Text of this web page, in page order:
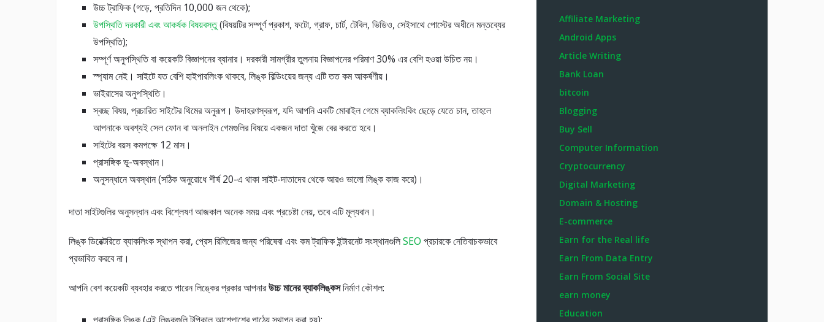
উচ্চ ট্রাফিক (গড়ে, প্রতিদিন 10,000 জন থেকে);
উপস্থিতি দরকারী এবং আকর্ষক বিষয়বস্তু(বিষয়টির সম্পূর্ণ প্রকাশ, ফটো, গ্রাফ, চার্ট, টেবিল, ভিডিও, সেইসাথে পোস্টের অধীনে মন্তব্যের
উপস্থিতি);
সম্পূর্ণ অনুপস্থিতি বা কয়েকটি বিজ্ঞাপনের ব্যানার। দরকারী সামগ্রীর তুলনায় বিজ্ঞাপনের পরিমাণ 30% এর বেশি হওয়া উচিত নয়।
স্প্যাম নেই। সাইটে যত বেশি হাইপারলিংক থাকবে, লিঙ্ক বিল্ডিংয়ের জন্য এটি তত কম আকর্ষণীয়।
ভাইরাসের অনুপস্থিতি।
স্বচ্ছ বিষয়, প্রচারিত সাইটের থিমের অনুরূপ। উদাহরণস্বরূপ, যদি আপনি একটি মোবাইল গেমে ব্যাকলিংকিং ছেড়ে যেতে চান, তাহলে
আপনাকে অবশ্যই সেল ফোন বা অনলাইন গেমগুলির বিষয়ে একজন দাতা খুঁজে বের করতে হবে।
সাইটের বয়স কমপক্ষে 12 মাস।
প্রাসঙ্গিক ভূ-অবস্থান।
অনুসন্ধানে অবস্থান (সঠিক অনুরোধে শীর্ষ 20-এ থাকা সাইট-দাতাদের থেকে আরও ভালো লিঙ্ক কাজ করে)।
দাতা সাইটগুলির অনুসন্ধান এবং বিশ্লেষণ আজকাল অনেক সময় এবং প্রচেষ্টা নেয়, তবে এটি মূল্যবান।
লিঙ্ক ডিরেক্টরিতে ব্যাকলিংক স্থাপন করা, প্রেস রিলিজের জন্য পরিষেবা এবং কম ট্রাফিক ইন্টারনেট সংস্থানগুলিSEO প্রচারকে নেতিবাচকভাবে
প্রভাবিত করবে না।
আপনি বেশ কয়েকটি ব্যবহার করতে পারেন লিঙ্কের প্রকার আপনারউচ্চ মানের ব্যাকলিঙ্কসনির্মাণ কৌশল:
Affiliate Marketing
Android Apps
Article Writing
Bank Loan
bitcoin
Blogging
Buy Sell
Computer Information
Cryptocurrency
Digital Marketing
Domain & Hosting
E-commerce
Earn for the Real life
Earn From Data Entry
Earn From Social Site
earn money
Education